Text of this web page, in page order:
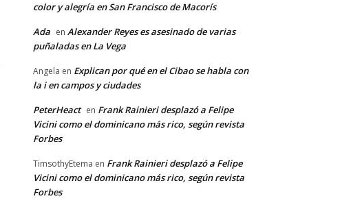
color y alegría en San Francisco de Macorís
Ada en Alexander Reyes es asesinado de varias
puñaladas en La Vega
Angela en Explican por qué en el Cibao se habla con
la i en campos y ciudades
PeterHeact en Frank Rainieri desplazó a Felipe
Vicini como el dominicano más rico, según revista
Forbes
TimsothyEtema en Frank Rainieri desplazó a Felipe
Vicini como el dominicano más rico, según revista
Forbes